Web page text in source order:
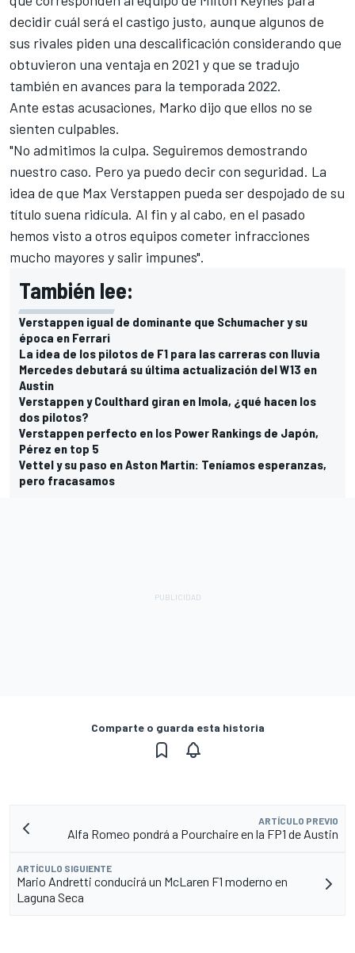
decidir cuál será el castigo justo, aunque algunos de
sus rivales piden una descalificación considerando que
obtuvieron una ventaja en 2021 y que se tradujo
también en avances para la temporada 2022.
Ante estas acusaciones, Marko dijo que ellos no se
sienten culpables.
"No admitimos la culpa. Seguiremos demostrando
nuestro caso. Pero ya puedo decir con seguridad. La
idea de que Max Verstappen pueda ser despojado de su
título suena ridícula. Al fin y al cabo, en el pasado
hemos visto a otros equipos cometer infracciones
mucho mayores y salir impunes".
También lee:
Verstappen igual de dominante que Schumacher y su
época en Ferrari
La idea de los pilotos de F1 para las carreras con lluvia
Mercedes debutará su última actualización del W13 en
Austin
Verstappen y Coulthard giran en Imola, ¿qué hacen los
dos pilotos?
Verstappen perfecto en los Power Rankings de Japón,
Pérez en top 5
Vettel y su paso en Aston Martin: Teníamos esperanzas,
pero fracasamos
Comparte o guarda esta historia
ARTÍCULO PREVIO
Alfa Romeo pondrá a Pourchaire en la FP1 de Austin
ARTÍCULO SIGUIENTE
Mario Andretti conducirá un McLaren F1 moderno en
Laguna Seca